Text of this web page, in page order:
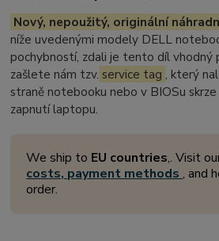
Nový, nepoužitý, originální
níže uvedenými modely DELL
pochybností, zdali je tento díl vhodný
zašlete nám tzv. service tag , který
straně notebooku nebo v BIOSu
zapnutí laptopu.
We ship to EU countries,. Visit
costs, payment methods, and
order.